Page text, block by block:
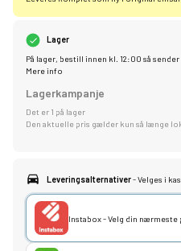
Lager
På lager, bestill innen kl. 12:00 så
Mere info
Lagerkampanje
Det er 1 på lager
Den aktuelle pris gælder kun så længe
Leveringsalternativer- Velges i
Instabox - Velg din nærmeste